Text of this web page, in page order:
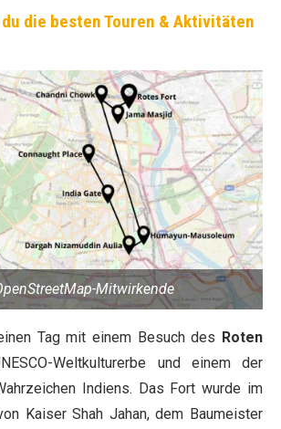
die besten Touren & Aktivitäten
Mitwirkende
Tag mit einem Besuch des Roten
Weltkulturerbe und einem der
Indiens. Das Fort wurde im
Kaiser Shah Jahan, dem Baumeister